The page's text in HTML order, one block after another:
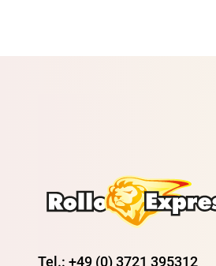
Tel.: +49 (0) 3721 395312